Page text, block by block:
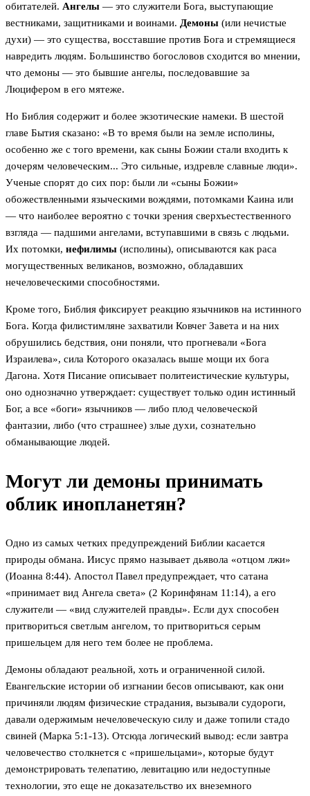
обитателей. Ангелы — это служители Бога, выступающие
вестниками, защитниками и воинами. Демоны (или нечистые
духи) — это существа, восставшие против Бога и стремящиеся
навредить людям. Большинство богословов сходится во мнении,
что демоны — это бывшие ангелы, последовавшие за
Люцифером в его мятеже.
Но Библия содержит и более экзотические намеки. В шестой
главе Бытия сказано: «В то время были на земле исполины,
особенно же с того времени, как сыны Божии стали входить к
дочерям человеческим... Это сильные, издревле славные люди».
Ученые спорят до сих пор: были ли «сыны Божии»
обожествленными языческими вождями, потомками Каина или
— что наиболее вероятно с точки зрения сверхъестественного
взгляда — падшими ангелами, вступавшими в связь с людьми.
Их потомки, нефилимы (исполины), описываются как раса
могущественных великанов, возможно, обладавших
нечеловеческими способностями.
Кроме того, Библия фиксирует реакцию язычников на истинного
Бога. Когда филистимляне захватили Ковчег Завета и на них
обрушились бедствия, они поняли, что прогневали «Бога
Израилева», сила Которого оказалась выше мощи их бога
Дагона. Хотя Писание описывает политеистические культуры,
оно однозначно утверждает: существует только один истинный
Бог, а все «боги» язычников — либо плод человеческой
фантазии, либо (что страшнее) злые духи, сознательно
обманывающие людей.
Могут ли демоны принимать
облик инопланетян?
Одно из самых четких предупреждений Библии касается
природы обмана. Иисус прямо называет дьявола «отцом лжи»
(Иоанна 8:44). Апостол Павел предупреждает, что сатана
«принимает вид Ангела света» (2 Коринфянам 11:14), а его
служители — «вид служителей правды». Если дух способен
притвориться светлым ангелом, то притвориться серым
пришельцем для него тем более не проблема.
Демоны обладают реальной, хоть и ограниченной силой.
Евангельские истории об изгнании бесов описывают, как они
причиняли людям физические страдания, вызывали судороги,
давали одержимым нечеловеческую силу и даже топили стадо
свиней (Марка 5:1-13). Отсюда логический вывод: если завтра
человечество столкнется с «пришельцами», которые будут
демонстрировать телепатию, левитацию или недоступные
технологии, это еще не доказательство их внеземного